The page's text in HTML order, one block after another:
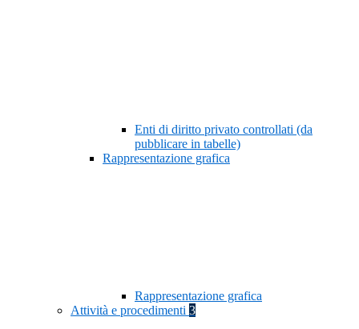
Enti di diritto privato controllati (da
pubblicare in tabelle)
Rappresentazione grafica
Rappresentazione grafica
Attività e procedimenti 3